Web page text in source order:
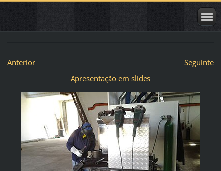
Anterior
Seguinte
Apresentação em slides